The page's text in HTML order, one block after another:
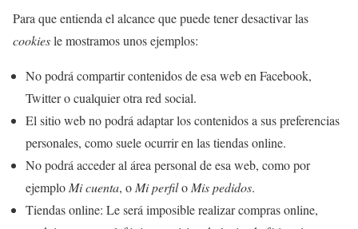
Para que entienda el alcance que puede tener desactivar las
cookiesle mostramos unos ejemplos:
No podrá compartir contenidos de esa web en Facebook,
Twitter o cualquier otra red social.
El sitio web no podrá adaptar los contenidos a sus preferencias
personales, como suele ocurrir en las tiendas online.
No podrá acceder al área personal de esa web, como por
ejemplo Mi cuenta, o Mi perfilo Mis pedidos.
Tiendas online: Le será imposible realizar compras online,